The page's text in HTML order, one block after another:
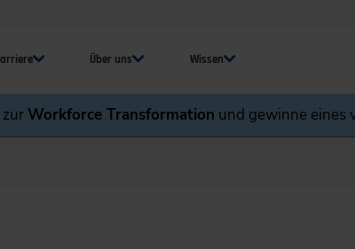
Über uns Wissen
Workforce Transformation und gewinne eines